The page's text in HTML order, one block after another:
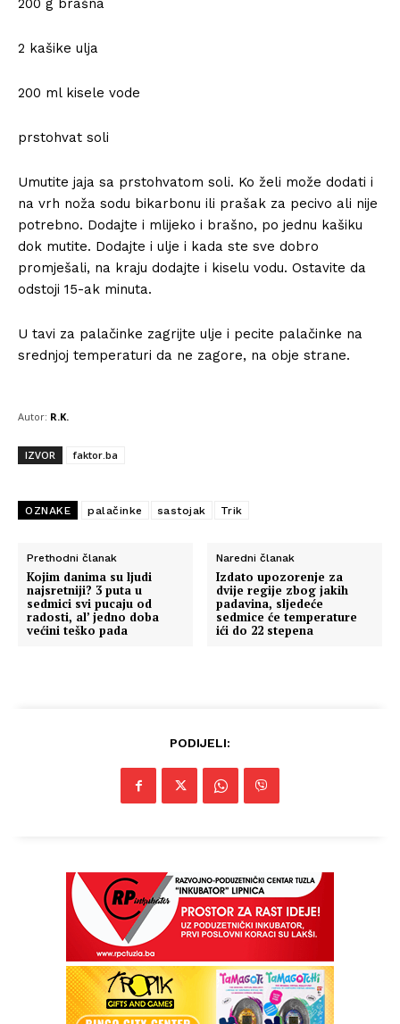
200 g brašna
2 kašike ulja
200 ml kisele vode
prstohvat soli
Umutite jaja sa prstohvatom soli. Ko želi može dodati i
na vrh noža sodu bikarbonu ili prašak za pecivo ali nije
potrebno. Dodajte i mlijeko i brašno, po jednu kašiku
dok mutite. Dodajte i ulje i kada ste sve dobro
promješali, na kraju dodajte i kiselu vodu. Ostavite da
odstoji 15-ak minuta.
U tavi za palačinke zagrijte ulje i pecite palačinke na
srednjoj temperaturi da ne zagore, na obje strane.
Autor: R.K.
IZVOR faktor.ba
OZNAKE palačinke sastojak Trik
Prethodni članak
Kojim danima su ljudi
najsretniji? 3 puta u
sedmici svi pucaju od
radosti, al’ jedno doba
većini teško pada
Naredni članak
Izdato upozorenje za
dvije regije zbog jakih
padavina, sljedeće
sedmice će temperature
ići do 22 stepena
PODIJELI: